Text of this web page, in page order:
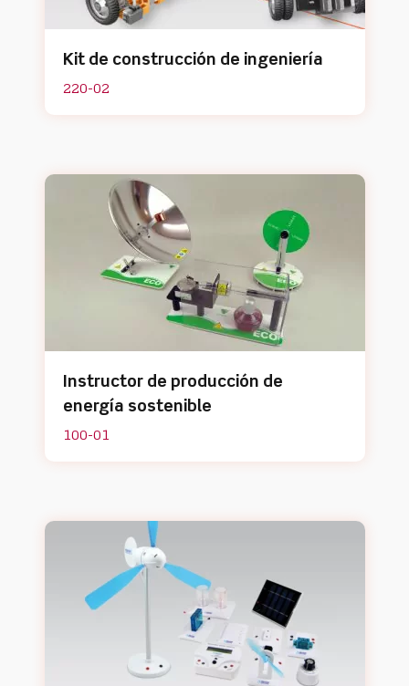
Kit de construcción de ingeniería
220-02
Instructor de producción de
energía sostenible
100-01